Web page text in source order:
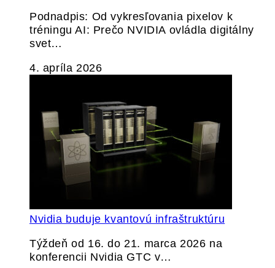
Podnadpis: Od vykresľovania pixelov k
tréningu AI: Prečo NVIDIA ovládla digitálny
svet…
4. apríla 2026
Nvidia buduje kvantovú infraštruktúru
Týždeň od 16. do 21. marca 2026 na
konferencii Nvidia GTC v…